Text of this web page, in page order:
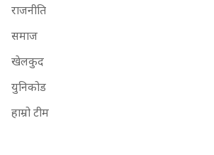
राजनीति
समाज
खेलकुद
युनिकोड
हाम्रो टीम